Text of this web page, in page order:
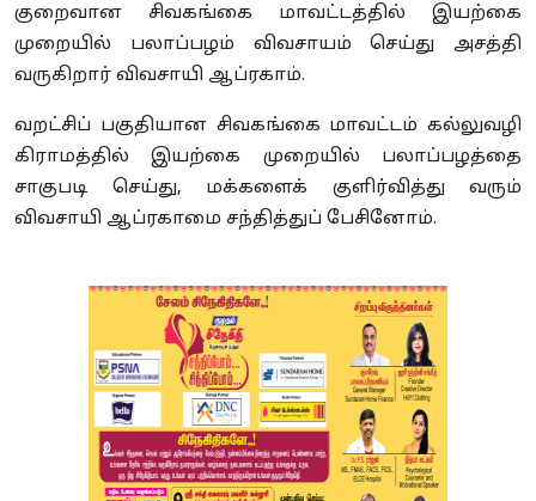
குறைவான சிவகங்கை மாவட்டத்தில் இயற்கை
முறையில் பலாப்பழம் விவசாயம் செய்து அசத்தி
வருகிறார் விவசாயி ஆப்ரகாம்.
வறட்சிப் பகுதியான சிவகங்கை மாவட்டம் கல்லுவழி
கிராமத்தில் இயற்கை முறையில் பலாப்பழத்தை
சாகுபடி செய்து, மக்களைக் குளிர்வித்து வரும்
விவசாயி ஆப்ரகாமை சந்தித்துப் பேசினோம்.